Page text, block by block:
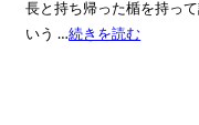
長と持ち帰った楯を持っ
いう …続きを読む